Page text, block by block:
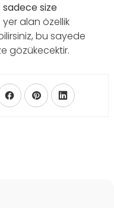
sadece size
yer alan özellik
bu sayede
gözükecektir.